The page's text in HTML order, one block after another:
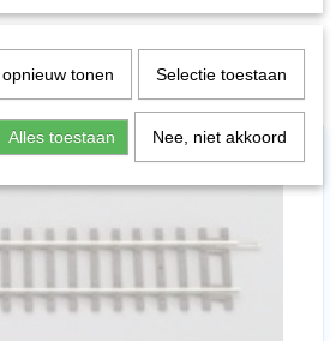
tonen Selectie toestaan
Alles toestaan Nee, niet akkoord